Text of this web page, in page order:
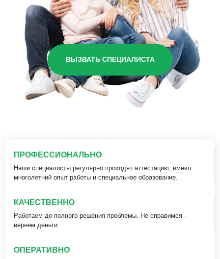
ВЫЗВАТЬ СПЕЦИАЛИСТА
ПРОФЕССИОНАЛЬНО
Наши специалисты регулярно проходят аттестацию, имеют
многолетний опыт работы и специальное образование.
КАЧЕСТВЕННО
Работаем до полного решения проблемы. Не справимся -
вернем деньги.
ОПЕРАТИВНО